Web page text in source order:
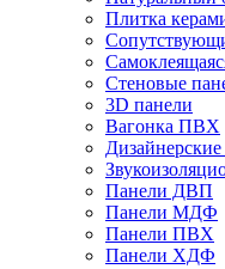
Плитка
Стеновые
3D панели
Вагонка ПВХ
Панели ДВП
Панели МДФ
Панели ПВХ
Панели ХДФ